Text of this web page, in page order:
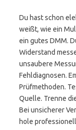
Du hast schon
weißt, wie ein
ein gutes DMM.
Widerstand
unsaubere
Fehldiagnosen.
Prüfmethoden.
Quelle. Trenne
Bei unsicherer
hole